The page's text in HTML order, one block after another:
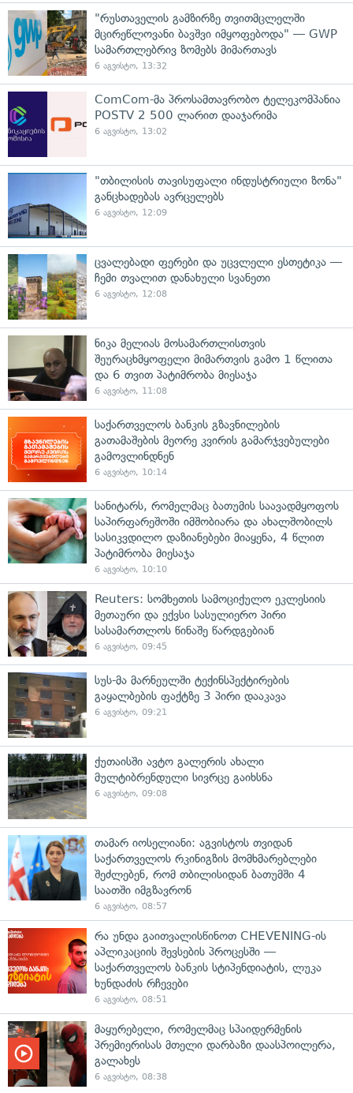
"რუსთაველის გამზირზე თვითმცლელში
მცირეწლოვანი ბავშვი იმყოფებოდა" — GWP
სამართლებრივ ზომებს მიმართავს
6 აგვისტო, 13:32
ComCom-მა პროსამთავრობო ტელეკომპანია
POSTV 2 500 ლარით დააჯარიმა
6 აგვისტო, 13:02
"თბილისის თავისუფალი ინდუსტრიული ზონა"
განცხადებას ავრცელებს
6 აგვისტო, 12:09
ცვალებადი ფერები და უცვლელი ესთეტიკა —
ჩემი თვალით დანახული სვანეთი
6 აგვისტო, 12:08
ნიკა მელიას მოსამართლისთვის
შეურაცხმყოფელი მიმართვის გამო 1 წლითა
და 6 თვით პატიმრობა მიესაჯა
6 აგვისტო, 11:08
საქართველოს ბანკის გზავნილების
გათამაშების მეორე კვირის გამარჯვებულები
გამოვლინდნენ
6 აგვისტო, 10:14
სანიტარს, რომელმაც ბათუმის საავადმყოფოს
საპირფარეშოში იმშობიარა და ახალშობილს
სასიკვდილო დაზიანებები მიაყენა, 4 წლით
პატიმრობა მიესაჯა
6 აგვისტო, 10:10
Reuters: სომხეთის სამოციქულო ეკლესიის
მეთაური და ექვსი სასულიერო პირი
სასამართლოს წინაშე წარდგებიან
6 აგვისტო, 09:45
სუს-მა მარნეულში ტექინსპექტირების
გაყალბების ფაქტზე 3 პირი დააკავა
6 აგვისტო, 09:21
ქუთაისში ავტო გალერის ახალი
მულტიბრენდული სივრცე გაიხსნა
6 აგვისტო, 09:08
თამარ იოსელიანი: აგვისტოს თვიდან
საქართველოს რკინიგზის მომხმარებლები
შეძლებენ, რომ თბილისიდან ბათუმში 4
საათში იმგზავრონ
6 აგვისტო, 08:57
რა უნდა გაითვალისწინოთ CHEVENING-ის
აპლიკაციის შევსების პროცესში —
საქართველოს ბანკის სტიპენდიატის, ლუკა
ხუნდაძის რჩევები
6 აგვისტო, 08:51
მაყურებელი, რომელმაც სპაიდერმენის
პრემიერისას მთელი დარბაზი დაასპოილერა,
გალახეს
6 აგვისტო, 08:38